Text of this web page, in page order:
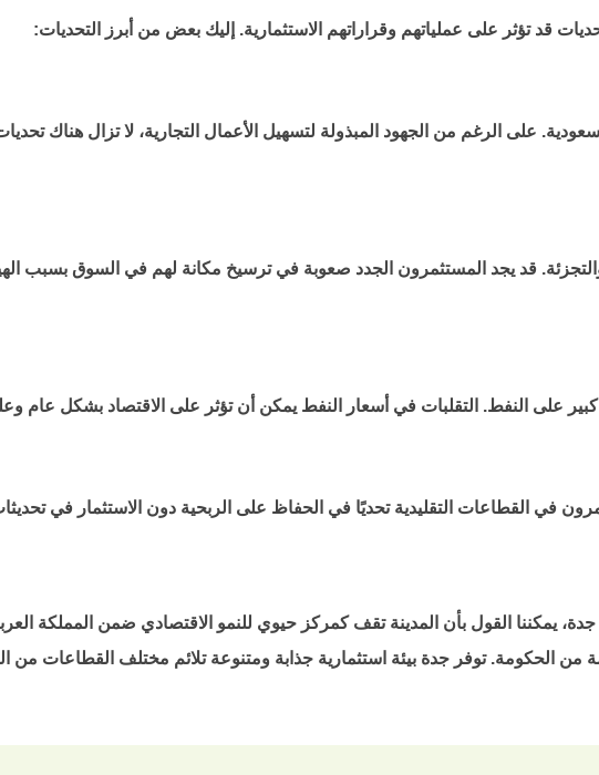
قد تؤثر على عملياتهم وقراراتهم الاستثمارية. إليك بعض من أبرز التحديات:
على الرغم من الجهود المبذولة لتسهيل الأعمال التجارية، لا تزال هناك
قد يجد المستثمرون الجدد صعوبة في ترسيخ مكانة لهم في السوق بسبب
على النفط. التقلبات في أسعار النفط يمكن أن تؤثر على الاقتصاد بشكل عام
يمكننا القول بأن المدينة تقف كمركز حيوي للنمو الاقتصادي ضمن المملكة
من الحكومة. توفر جدة بيئة استثمارية جذابة ومتنوعة تلائم مختلف القطاعات من